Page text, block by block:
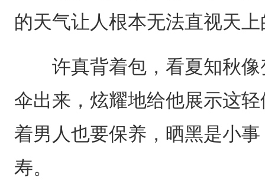
的天气让人根本无法直视天
许真背着包，看夏知秋像
伞出来，炫耀地给他展示这
着男人也要保养，晒黑是小
寿。